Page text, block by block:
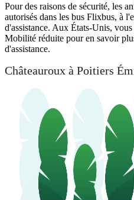
Pour des raisons de sécurité, les
autorisés dans les bus Flixbus, à
d'assistance. Aux États-Unis,
Mobilité réduite pour en savoir
d'assistance.
Châteauroux à Poitiers